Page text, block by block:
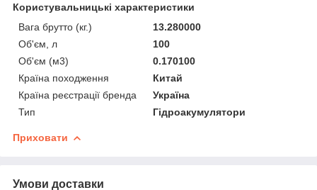
Користувальницькі характеристики
Вага брутто (кг.)
13.280000
Об'єм, л
100
Об'єм (м3)
0.170100
Країна походження
Китай
Країна реєстрації бренда
Україна
Тип
Гідроакумулятори
Приховати
Умови доставки